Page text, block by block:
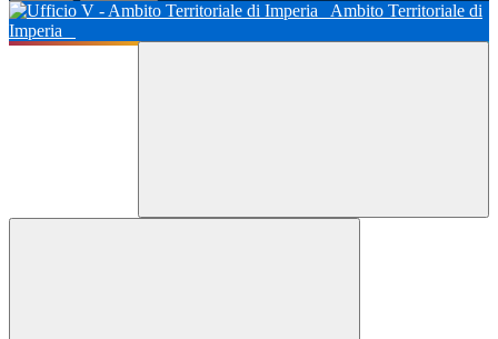
Ambito Territoriale di
Imperia